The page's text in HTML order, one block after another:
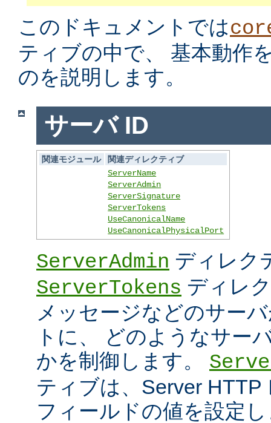
このドキュメントでは
ティブの中で、 基本動作
のを説明します。
サーバ ID
関連モジュール
関連ディレクティブ
ServerName
ServerAdmin
ServerSignature
ServerTokens
UseCanonicalName
UseCanonicalPhysicalPort
ServerAdmin ディレク
ServerTokens ディレ
メッセージなどのサー
トに、 どのようなサー
かを制御します。
ティブは、Server
フィールドの値を設定